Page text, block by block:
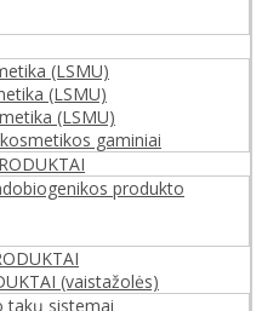
(LSMU)
(LSMU)
(LSMU)
gaminiai
produkto
(vaistažolės)
takų sistemai